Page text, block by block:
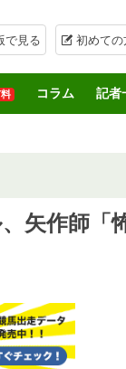
で見る 初めての
コラム 記者
矢作師「